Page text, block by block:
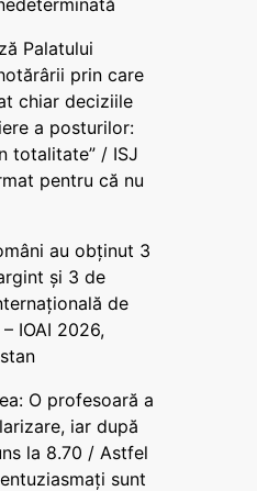
Palatului
prin care
chiar deciziile
a posturilor:
totalitate” / ISJ
pentru că nu
au obținut 3
și 3 de
de
IOAI 2026,
O profesoară a
iar după
la 8.70 / Astfel
sunt